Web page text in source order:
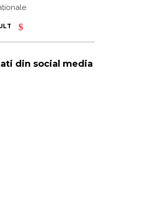
din social media